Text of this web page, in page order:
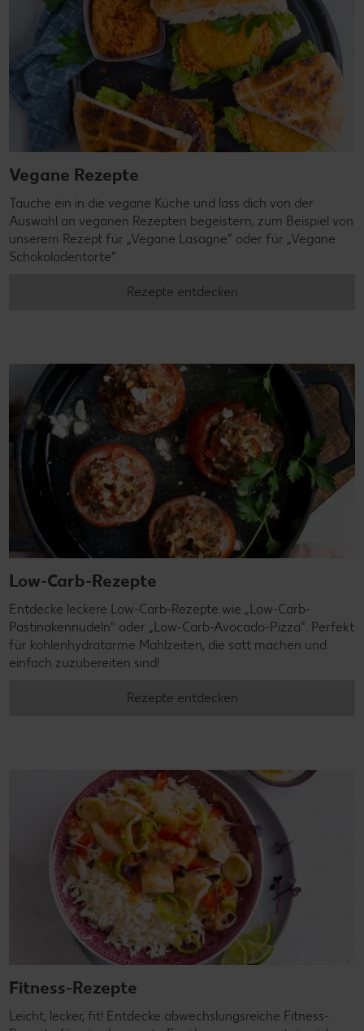
Vegane Rezepte
Tauche ein in die vegane Küche und lass dich von der
Auswahl an veganen Rezepten begeistern, zum Beispiel von
unserem Rezept für „Vegane Lasagne“ oder für „Vegane
Schokoladentorte“.
Rezepte entdecken
Low-Carb-Rezepte
Entdecke leckere Low-Carb-Rezepte wie „Low-Carb-
Pastinakennudeln" oder „Low-Carb-Avocado-Pizza". Perfekt
für kohlenhydratarme Mahlzeiten, die satt machen und
einfach zuzubereiten sind!
Rezepte entdecken
Fitness-Rezepte
Leicht, lecker, fit! Entdecke abwechslungsreiche Fitness-